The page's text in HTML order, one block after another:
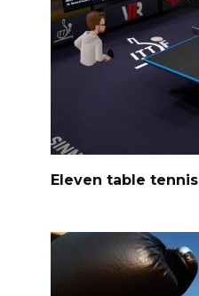
Eleven table tennis